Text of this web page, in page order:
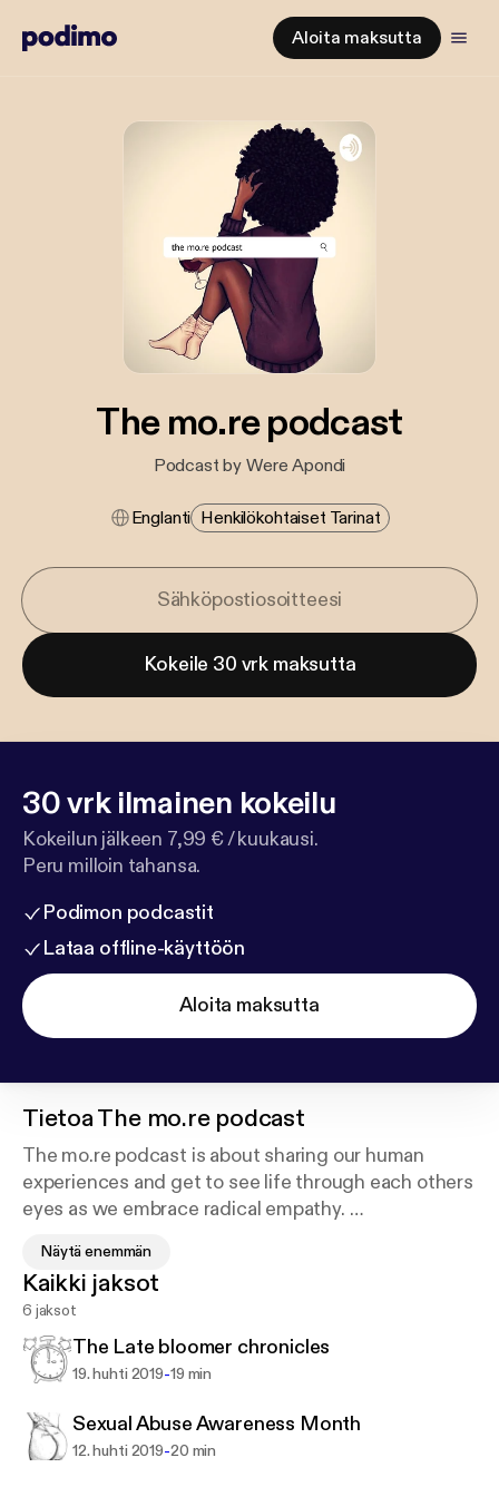
Aloita maksutta
The mo.re podcast
Podcast by Were Apondi
Englanti Henkilökohtaiset Tarinat
Kokeile 30 vrk maksutta
30 vrk ilmainen kokeilu
Kokeilun jälkeen 7,99 € / kuukausi.
Peru milloin tahansa.
Podimon podcastit
Lataa offline-käyttöön
Aloita maksutta
TietoaThe mo.re podcast
The mo.re podcast is about sharing our human
experiences and get to see life through each others
eyes as we embrace radical empathy.
Here, we go deep to understand why we respond
the way we do and how can we re-express our
beliefs' and see how all our stories bring us together
as we seek a mo.re meaningful journey in life.
https://www.pinterest.com/antrell223/?amp_client
_id=_NIV1yMnNbVZPcXGx2yJi5vrUO_7s-n5DC0X
Näytä enemmän
Kaikki jaksot
6 jaksot
The Late bloomer chronicles
19. huhti 2019-19 min
Sexual Abuse Awareness Month
12. huhti 2019-20 min